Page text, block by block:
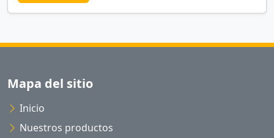
Mapa del sitio
Inicio
Nuestros productos